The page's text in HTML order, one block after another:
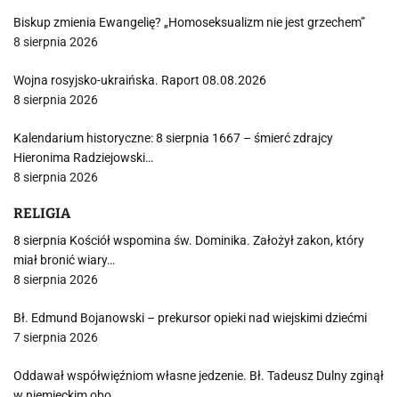
Biskup zmienia Ewangelię? „Homoseksualizm nie jest grzechem”
8 sierpnia 2026
Wojna rosyjsko-ukraińska. Raport 08.08.2026
8 sierpnia 2026
Kalendarium historyczne: 8 sierpnia 1667 – śmierć zdrajcy
Hieronima Radziejowski…
8 sierpnia 2026
RELIGIA
8 sierpnia Kościół wspomina św. Dominika. Założył zakon, który
miał bronić wiary…
8 sierpnia 2026
Bł. Edmund Bojanowski – prekursor opieki nad wiejskimi dziećmi
7 sierpnia 2026
Oddawał współwięźniom własne jedzenie. Bł. Tadeusz Dulny zginął